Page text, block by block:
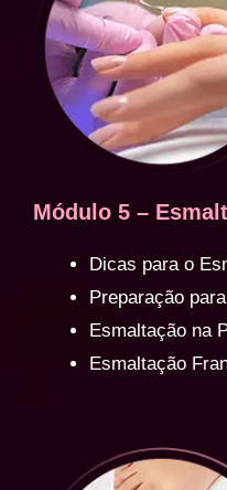
Módulo 5 –
Dicas para o
Preparação
Esmaltação na
Esmaltação